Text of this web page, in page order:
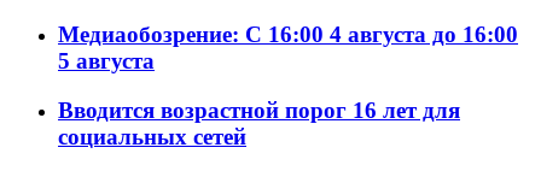
Медиаобозрение: С 16:00 4 августа до 16:00
5 августа
Вводится возрастной порог 16 лет для
социальных сетей